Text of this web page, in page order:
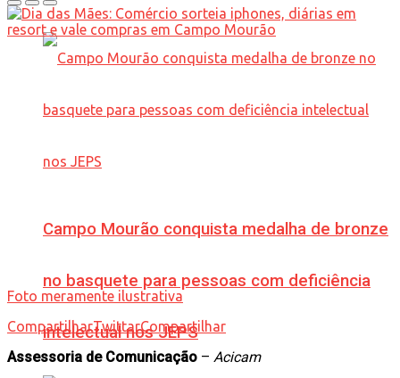
Campo Mourão conquista medalha de bronze
no basquete para pessoas com deficiência
intelectual nos JEPS
Foto meramente ilustrativa
CompartilharTwittarCompartilhar
Assessoria de Comunicação – Acicam